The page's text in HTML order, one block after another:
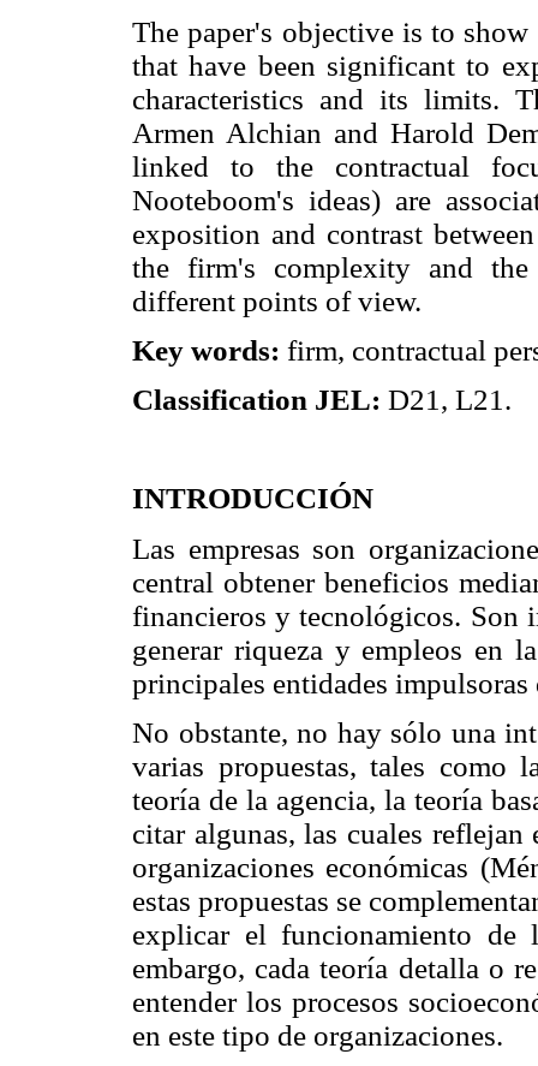
The paper's objective is to
that have been significant to
characteristics and its limits.
Armen Alchian and Harold
linked to the contractual
Nooteboom's ideas) are
exposition and contrast
the firm's complexity and
different points of view.
Key words: firm, contractual
Classification JEL: D21, L21.
INTRODUCCIÓN
Las empresas son
central obtener beneficios
financieros y tecnológicos. Son
generar riqueza y empleos en
principales entidades
No obstante, no hay sólo una
varias propuestas, tales como
teoría de la agencia, la teoría
citar algunas, las cuales
organizaciones económicas
estas propuestas se
explicar el funcionamiento
embargo, cada teoría detalla o
entender los procesos
en este tipo de organizaciones.